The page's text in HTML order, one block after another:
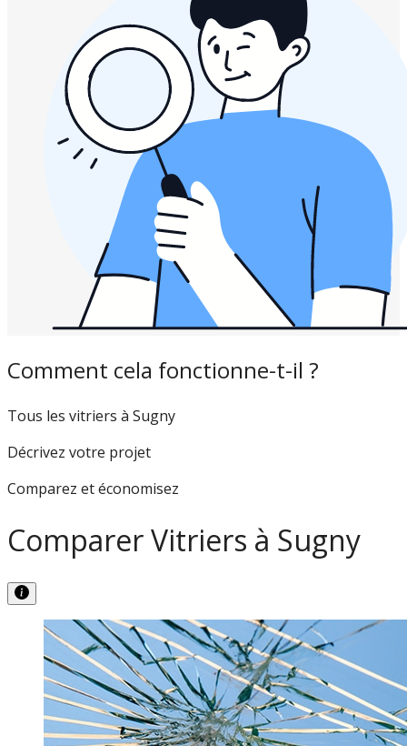
Comment cela fonctionne-t-il ?
Tous les vitriers à Sugny
Décrivez votre projet
Comparez et économisez
Comparer Vitriers à Sugny